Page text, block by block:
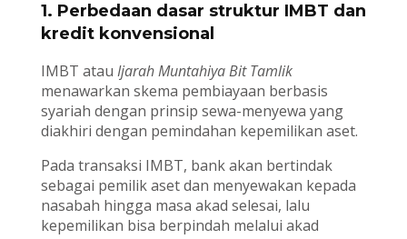
1. Perbedaan dasar struktur IMBT dan
kredit konvensional
IMBT atau Ijarah Muntahiya Bit Tamlik
menawarkan skema pembiayaan berbasis
syariah dengan prinsip sewa-menyewa yang
diakhiri dengan pemindahan kepemilikan aset.
Pada transaksi IMBT, bank akan bertindak
sebagai pemilik aset dan menyewakan kepada
nasabah hingga masa akad selesai, lalu
kepemilikan bisa berpindah melalui akad